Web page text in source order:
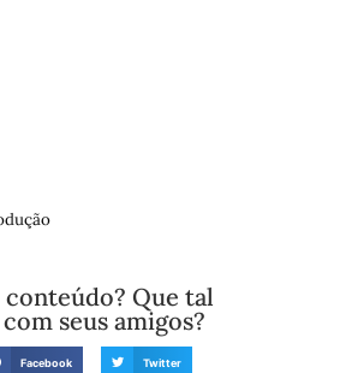
conteúdo? Que tal
seus amigos?
Facebook Twitter